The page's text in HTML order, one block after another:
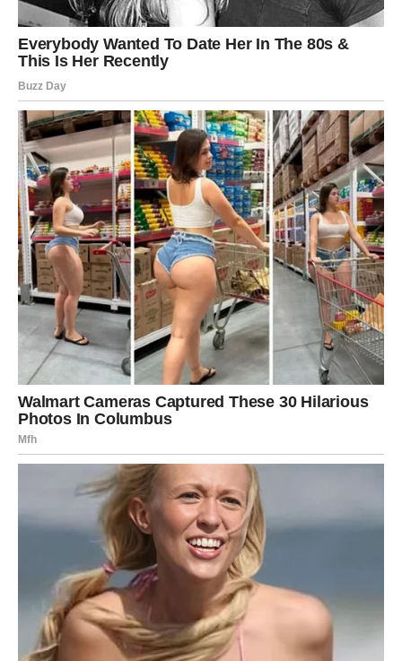
MOGUĆI SCENARIJI TOKOM
VIKENDA
Strastvena romantična scena koja vraća uzbuđenje u
vezu.
Ozbiljan razgovor o budućnosti.
Neočekivani susret sa osobom koja širi tvoje vidike.
Poruka iz prošlosti koja traži tvoju odluku.
Unutrašnja spoznaja da si spreman/na za dublju
vezu.
SAVET ZA STRELCA
– Ne beži od razgovora koji zvuči ozbiljno.
– Ne mešaj potrebu za slobodom sa strahom od emocije.
– Ne skrivaj osećanja iza šale.
Tvoja snaga je u iskrenosti i hrabrosti. Ako kažeš šta
osećaš, vikend može postati emotivna prekretnica.